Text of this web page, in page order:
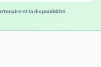
et la disponibilité.